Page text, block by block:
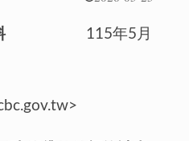
115年5月